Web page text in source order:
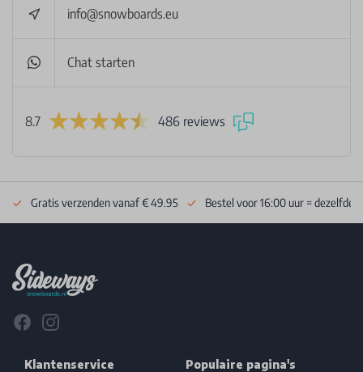
info@snowboards.eu
Chat starten
8.7 486 reviews
Gratis verzenden vanaf € 49.95 Bestel voor 16:00 uur = dezelfde
FacebookInstagram
Klantenservice Populaire pagina's